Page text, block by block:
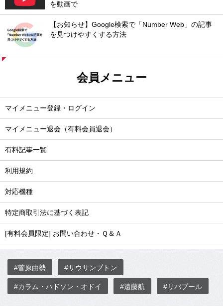
を動画で
【お知らせ】Google検索で「Number Web」の記事
を見つけやすくする方法
会員メニュー
マイメニュー登録・ログイン
マイメニュー退会（有料会員退会）
有料記事一覧
利用規約
対応機種
特定商取引法に基づく表記
[有料会員限定] お問い合わせ・Ｑ＆Ａ
#菅原由勢 #サウサンプトン
#カラム・ハドソン・オドイ #遠藤航 #リバプール